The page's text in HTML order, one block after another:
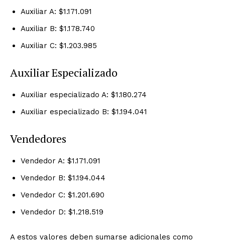
Auxiliar A: $1.171.091
Auxiliar B: $1.178.740
Auxiliar C: $1.203.985
Auxiliar Especializado
Auxiliar especializado A: $1.180.274
Auxiliar especializado B: $1.194.041
Vendedores
Vendedor A: $1.171.091
Vendedor B: $1.194.044
Vendedor C: $1.201.690
Vendedor D: $1.218.519
A estos valores deben sumarse adicionales como